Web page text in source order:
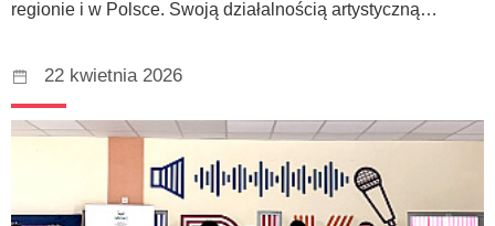
regionie i w Polsce. Swoją działalnością artystyczną…
22 kwietnia 2026